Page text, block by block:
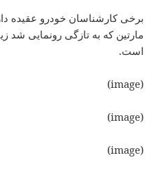
برخی کارشناسان خودرو عقیده
است.
(image)
(image)
(image)